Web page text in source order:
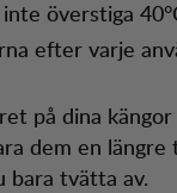
överstiga
efter varje
på dina
dem en
bara tvätta av.